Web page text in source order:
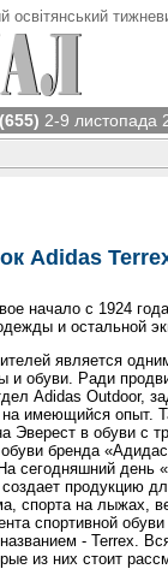
освітянський
2-9 листопада
Adidas
начало с 1924
и остальной
является
и обуви. Ради
Adidas Outdoor,
имеющийся опыт.
Эверест в обуви с
бренда
сегодняшний день
продукцию
спорта на лыжах,
спортивной
- Terrex.
из них стоит